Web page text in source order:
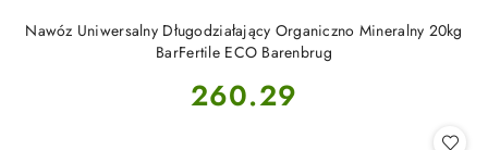
Nawóz Uniwersalny Długodziałający Organiczno Mineralny 20kg
BarFertile ECO Barenbrug
Cena:
260.29